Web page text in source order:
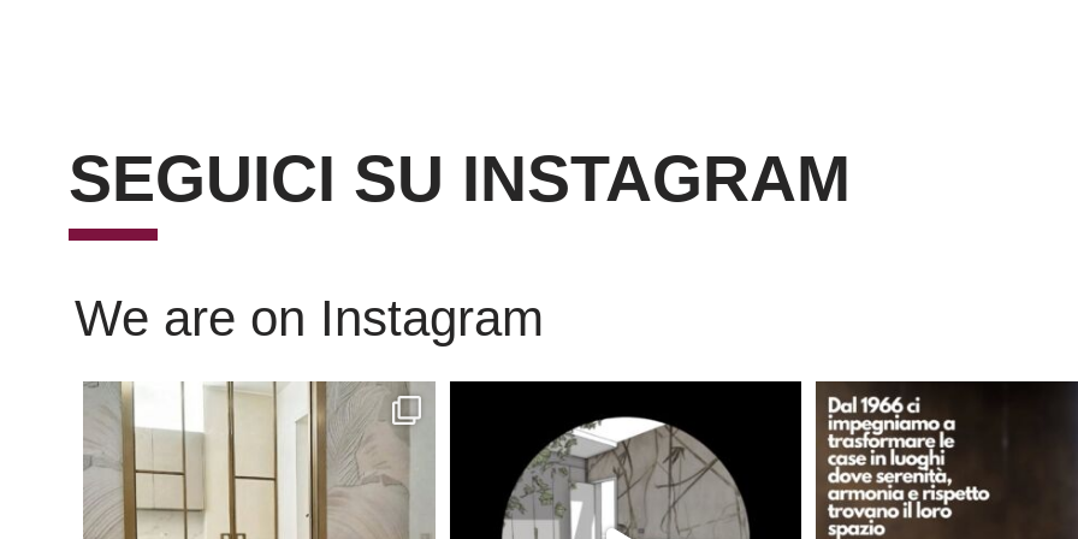
SEGUICI SU INSTAGRAM
We are on Instagram
Scopri l’eleganza senza tempo delle porte...
Niente di meglio di
Dal 1966 crediamo che ogni casa